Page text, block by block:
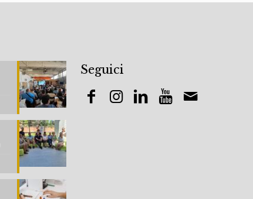
Seguici